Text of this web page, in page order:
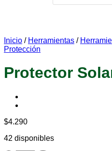
Inicio / Herramientas /
Protección
Protector
$4.290
42 disponibles